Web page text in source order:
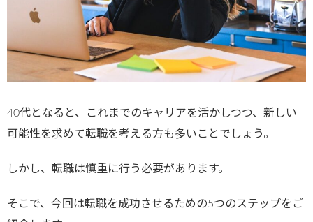
40代となると、これまでのキャリアを活かしつつ、新しい
可能性を求めて転職を考える方も多いことでしょう。
しかし、転職は慎重に行う必要があります。
そこで、今回は転職を成功させるための5つのステップをご